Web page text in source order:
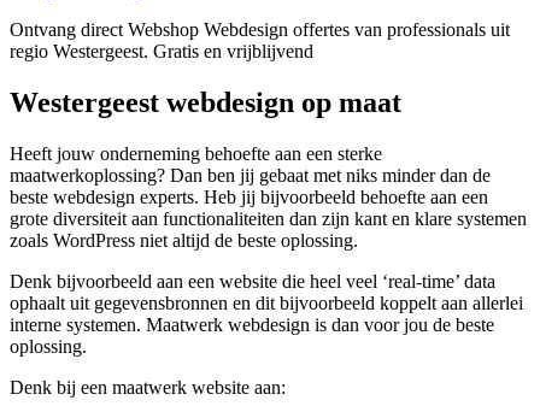
Ontvang direct Webshop Webdesign offertes van professionals uit
regio Westergeest. Gratis en vrijblijvend
Westergeest webdesign op maat
Heeft jouw onderneming behoefte aan een sterke
maatwerkoplossing? Dan ben jij gebaat met niks minder dan de
beste webdesign experts. Heb jij bijvoorbeeld behoefte aan een
grote diversiteit aan functionaliteiten dan zijn kant en klare systemen
zoals WordPress niet altijd de beste oplossing.
Denk bijvoorbeeld aan een website die heel veel ‘real-time’ data
ophaalt uit gegevensbronnen en dit bijvoorbeeld koppelt aan allerlei
interne systemen. Maatwerk webdesign is dan voor jou de beste
oplossing.
Denk bij een maatwerk website aan: